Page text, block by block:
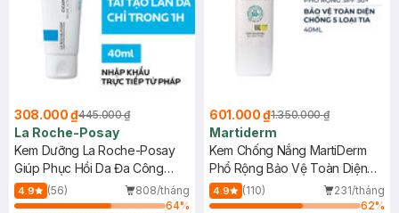
308.000 ₫445.000 ₫
La Roche-Posay
Kem Dưỡng La Roche-Posay
Giúp Phục Hồi Da Đa Công
Dụng 40ml
4.9 (56)
808/tháng
64%
601.000 ₫1.350.000 ₫
Martiderm
Kem Chống Nắng MartiDerm
Phổ Rộng Bảo Vệ Toàn Diện
40ml
4.9 (110)
231/tháng
62%